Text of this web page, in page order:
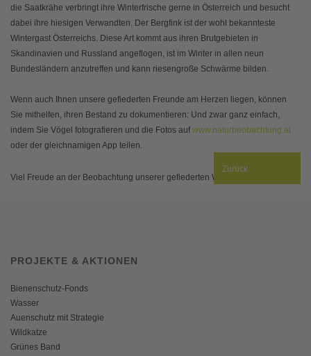
die Saatkrähe verbringt ihre Winterfrische gerne in Österreich und besucht
dabei ihre hiesigen Verwandten. Der Bergfink ist der wohl bekannteste
Wintergast Österreichs. Diese Art kommt aus ihren Brutgebieten in
Skandinavien und Russland angeflogen, ist im Winter in allen neun
Bundesländern anzutreffen und kann riesengroße Schwärme bilden.
Wenn auch Ihnen unsere gefiederten Freunde am Herzen liegen, können
Sie mithelfen, ihren Bestand zu dokumentieren: Und zwar ganz einfach,
indem Sie Vögel fotografieren und die Fotos auf www.naturbeobachtung.at
oder der gleichnamigen App teilen.
Viel Freude an der Beobachtung unserer gefiederten Wintergäste!
Zurück
PROJEKTE & AKTIONEN
Bienenschutz-Fonds
Wasser
Auenschutz mit Strategie
Wildkatze
Grünes Band